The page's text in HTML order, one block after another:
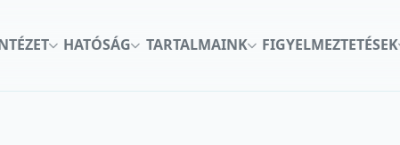
HATÓSÁG TARTALMAINK FIGYELMEZTETÉSEK